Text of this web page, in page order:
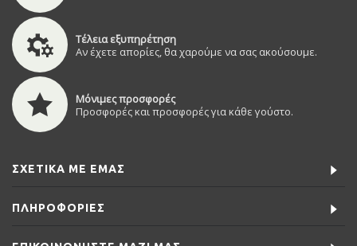
Τέλεια εξυπηρέτηση
Αν έχετε απορίες, θα χαρούμε να σας ακούσουμε.
Μόνιμες προσφορές
Προσφορές και προσφορές για κάθε γούστο.
ΣΧΕΤΙΚΆ ΜΕ ΕΜΆΣ
ΠΛΗΡΟΦΟΡΊΕΣ